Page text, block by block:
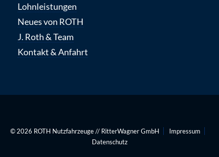
Lohnleistungen
Neues von ROTH
J. Roth & Team
Kontakt & Anfahrt
© 2026 ROTH Nutzfahrzeuge// RitterWagner GmbH
Impressum
Datenschutz